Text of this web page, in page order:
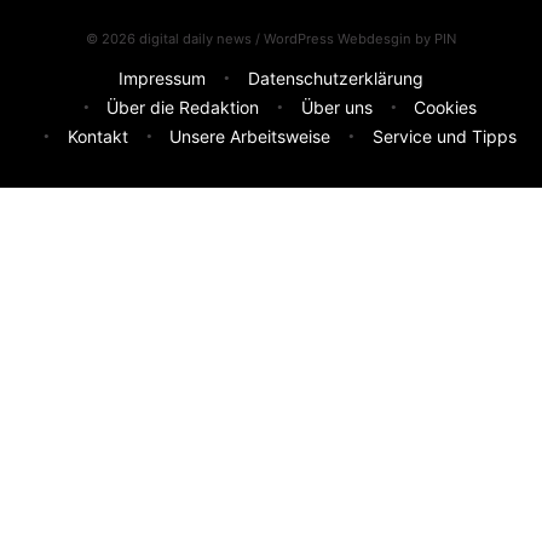
© 2026 digital daily news / WordPress Webdesgin by PIN
Impressum
Datenschutzerklärung
Über die Redaktion
Über uns
Cookies
Kontakt
Unsere Arbeitsweise Service und Tipps